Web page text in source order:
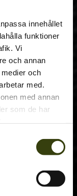
innehållet
funktioner
Vi
och annan
och
med.
med annan
som de har